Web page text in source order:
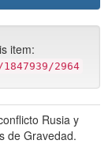
item:
2964
Rusia y
de Gravedad.